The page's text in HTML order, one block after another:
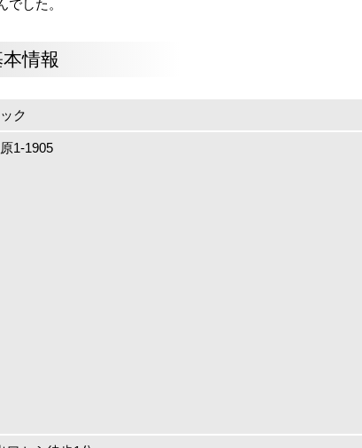
した。
情報
ク
1-1905